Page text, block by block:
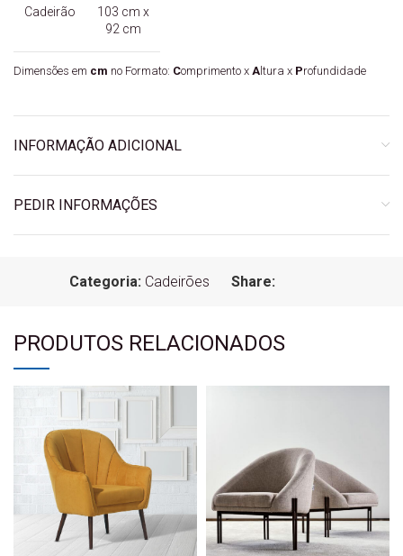
Cadeirão
103 cm x
92 cm
Dimensões em cm no Formato: Comprimento x Altura x Profundidade
INFORMAÇÃO ADICIONAL
PEDIR INFORMAÇÕES
Categoria: Cadeirões Share:
PRODUTOS RELACIONADOS